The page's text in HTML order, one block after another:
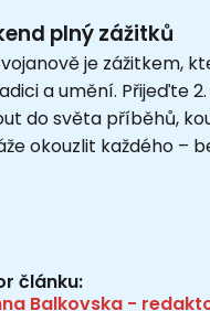
plný zážitků
je zážitkem,
a umění. Přijeďte
do světa příběhů,
okouzlit každého –
článku:
Balkovska -